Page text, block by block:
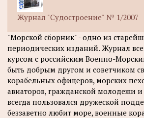
Журнал "Судостроение" № 1/2007
"Морской сборник" - одно из
периодических изданий. Журнал
курсом с российским Военно-
быть добрым другом и советчиком
корабельных офицеров, морских
авиаторов, гражданской молодежи и
всегда пользовался дружеской
беззаветно любит море, военные